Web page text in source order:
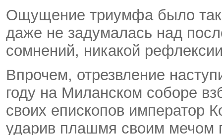
Ощущение триумфа было так
даже не задумалась над
сомнений, никакой
Впрочем, отрезвление
году на Миланском соборе
своих епископов император
ударив плашмя своим мечом